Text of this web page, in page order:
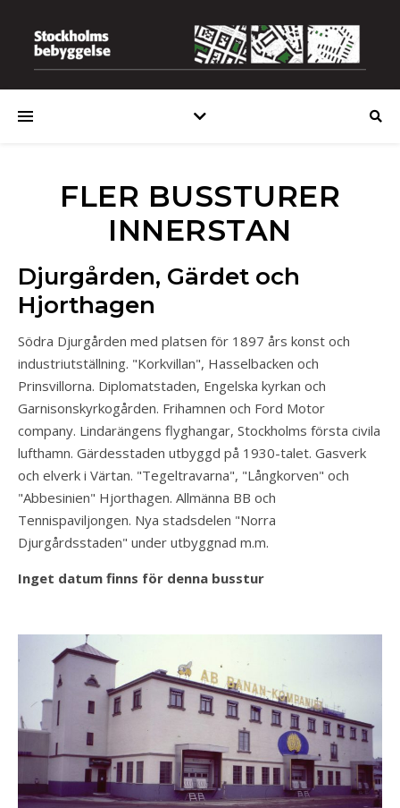
FLER BUSSTURER
INNERSTAN
Djurgården, Gärdet och
Hjorthagen
Södra Djurgården med platsen för 1897 års konst och
industriutställning. "Korkvillan", Hasselbacken och
Prinsvillorna. Diplomatstaden, Engelska kyrkan och
Garnisonskyrkogården. Frihamnen och Ford Motor
company. Lindarängens flyghangar, Stockholms första civila
lufthamn. Gärdesstaden utbyggd på 1930-talet. Gasverk
och elverk i Värtan. "Tegeltravarna", "Långkorven" och
"Abbesinien" Hjorthagen. Allmänna BB och
Tennispaviljongen. Nya stadsdelen "Norra
Djurgårdsstaden" under utbyggnad m.m.
Inget datum finns för denna busstur